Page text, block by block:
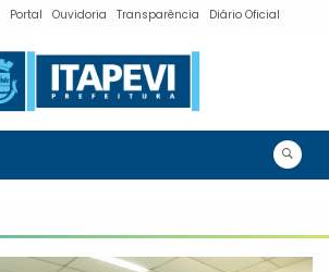
Portal Ouvidoria Transparência Diário Oficial